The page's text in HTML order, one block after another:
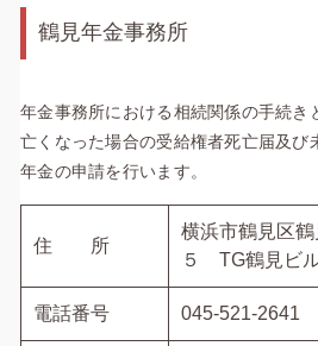
鶴見年金事務所
年金事務所における相続関係の手続き
亡くなった場合の受給権者死亡届及び
年金の申請を行います。
住 所
横浜市鶴見区
５ TG鶴見ビ
電話番号 045-521-2641